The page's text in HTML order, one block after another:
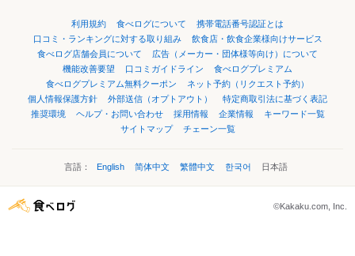
利用規約 食べログについて
携帯電話番号認証とは
口コミ・ランキングに対する取り組み
飲食店・飲食企業様向けサービス
食べログ店舗会員について
広告（メーカー・団体様等向け）について
機能改善要望
口コミガイドライン
食べログプレミアム
食べログプレミアム無料クーポン
ネット予約（リクエスト予約）
個人情報保護方針
外部送信（オプトアウト）
特定商取引法に基づく表記
推奨環境
ヘルプ・お問い合わせ 採用情報 企業情報
キーワード一覧
サイトマップ
チェーン一覧
言語： English 简体中文 繁體中文 한국어 日本語
©Kakaku.com, Inc.